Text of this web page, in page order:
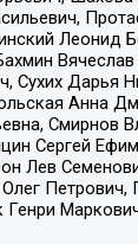
Леонид
Сухих Дарья
Анна
Смирнов
Сергей
Лев
Петрович,